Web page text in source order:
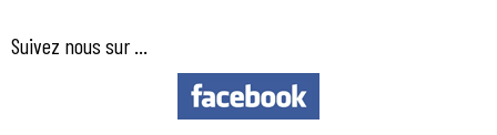
Suivez nous sur ...